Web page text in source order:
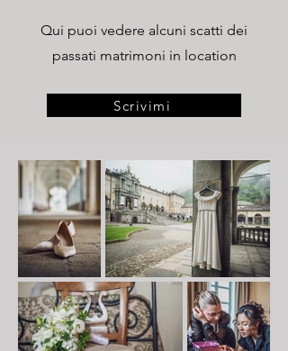
Qui puoi vedere alcuni scatti dei
passati matrimoni in location
Scrivimi